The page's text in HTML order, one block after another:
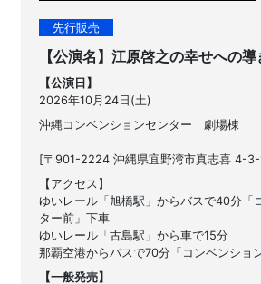
先行販売
【公演名】江原啓之の幸せへの導
【公演日】
2026年10月24日(土)
沖縄コンベンションセンター 劇場棟
[〒901-2224 沖縄県宜野湾市真志喜 4-3-
【アクセス】
ゆいレール「旭橋駅」からバスで40分「
ター前」下車
ゆいレール「古島駅」から車で15分
那覇空港からバスで70分「コンベンショ
【一般発売】